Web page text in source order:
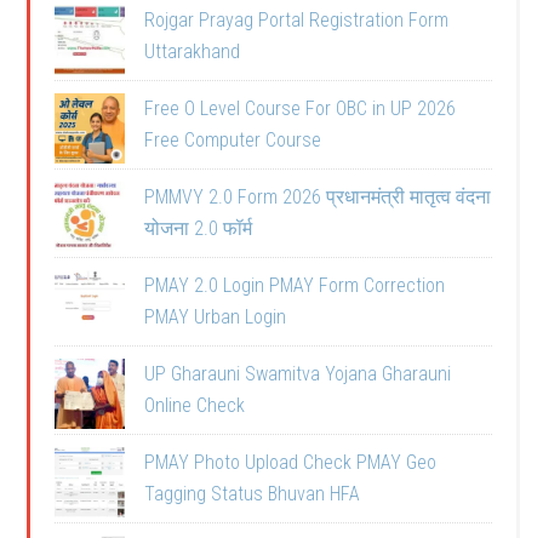
Rojgar Prayag Portal Registration Form
Uttarakhand
Free O Level Course For OBC in UP 2026
Free Computer Course
PMMVY 2.0 Form 2026 प्रधानमंत्री मातृत्व वंदना
योजना 2.0 फॉर्म
PMAY 2.0 Login PMAY Form Correction
PMAY Urban Login
UP Gharauni Swamitva Yojana Gharauni
Online Check
PMAY Photo Upload Check PMAY Geo
Tagging Status Bhuvan HFA